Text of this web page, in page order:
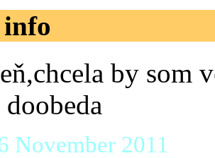
by som
November 2011